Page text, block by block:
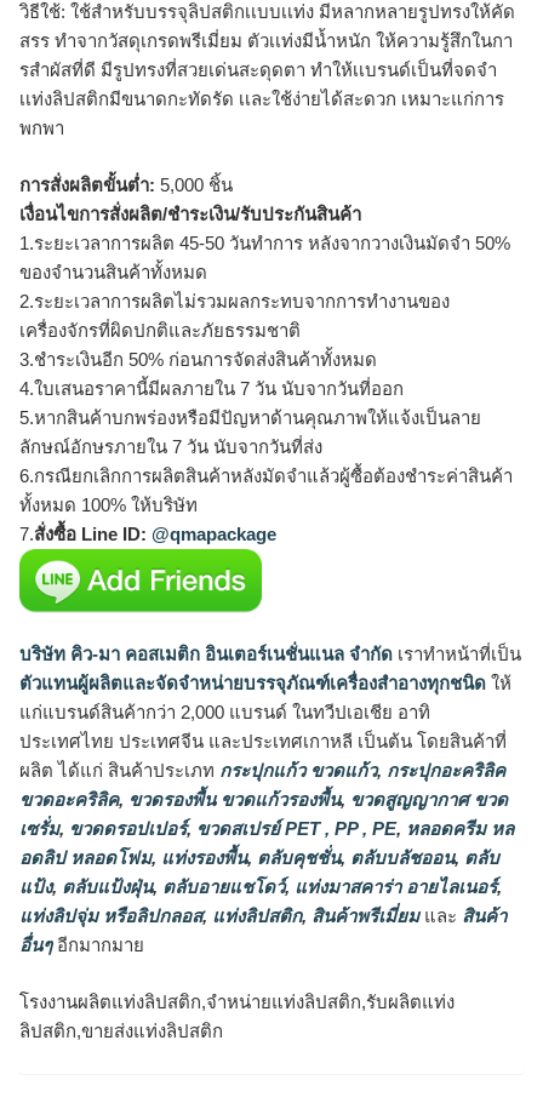
วิธีใช้: ใช้สำหรับบรรจุลิปสติกเเบบเเท่ง มีหลากหลายรูปทรงให้คัด
สรร ทำจากวัสดุเกรดพรีเมี่ยม ตัวเเท่งมีน้ำหนัก ให้ความรู้สึกในกา
รสำผัสที่ดี มีรูปทรงที่สวยเด่นสะดุดตา ทำให้เเบรนด์เป็นที่จดจำ
เเท่งลิปสติกมีขนาดกะทัดรัด เเละใช้ง่ายได้สะดวก เหมาะแก่การ
พกพา
การสั่งผลิตขั้นต่ำ: 5,000 ชิ้น
เงื่อนไขการสั่งผลิต/ชำระเงิน/รับประกันสินค้า
1.ระยะเวลาการผลิต 45-50 วันทำการ หลังจากวางเงินมัดจำ 50%
ของจำนวนสินค้าทั้งหมด
2.ระยะเวลาการผลิตไม่รวมผลกระทบจากการทำงานของ
เครื่องจักรที่ผิดปกติและภัยธรรมชาติ
3.ชำระเงินอีก 50% ก่อนการจัดส่งสินค้าทั้งหมด
4.ใบเสนอราคานี้มีผลภายใน 7 วัน นับจากวันที่ออก
5.หากสินค้าบกพร่องหรือมีปัญหาด้านคุณภาพให้แจ้งเป็นลาย
ลักษณ์อักษรภายใน 7 วัน นับจากวันที่ส่ง
6.กรณียกเลิกการผลิตสินค้าหลังมัดจำแล้วผู้ซื้อต้องชำระค่าสินค้า
ทั้งหมด 100% ให้บริษัท
7.สั่งซื้อ Line ID: @qmapackage
บริษัท คิว-มา คอสเมติก อินเตอร์เนชั่นแนล จำกัด เราทำหน้าที่เป็น
ตัวแทนผู้ผลิตและจัดจำหน่ายบรรจุภัณฑ์เครื่องสำอางทุกชนิด ให้
แก่แบรนด์สินค้ากว่า 2,000 แบรนด์ ในทวีปเอเชีย อาทิ
ประเทศไทย ประเทศจีน และประเทศเกาหลี เป็นต้น โดยสินค้าที่
ผลิต ได้แก่ สินค้าประเภท กระปุกแก้ว ขวดแก้ว, กระปุกอะคริลิค
ขวดอะคริลิค, ขวดรองพื้น ขวดแก้วรองพื้น, ขวดสูญญากาศ ขวด
เซรั่ม, ขวดดรอปเปอร์, ขวดสเปรย์ PET , PP , PE, หลอดครีม หล
อดลิป หลอดโฟม, แท่งรองพื้น, ตลับคุชชั่น, ตลับบลัชออน, ตลับ
แป้ง, ตลับแป้งฝุ่น, ตลับอายแชโดว์, แท่งมาสคาร่า อายไลเนอร์,
แท่งลิปจุ่ม หรือลิปกลอส, แท่งลิปสติก, สินค้าพรีเมี่ยมและ สินค้า
อื่นๆอีกมากมาย
โรงงานผลิตแท่งลิปสติก,จำหน่ายแท่งลิปสติก,รับผลิตแท่ง
ลิปสติก,ขายส่งแท่งลิปสติก